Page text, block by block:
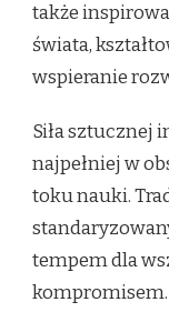
także
świata,
wspieranie
Siła sztucznej
najpełniej w
toku nauki.
tempem dla